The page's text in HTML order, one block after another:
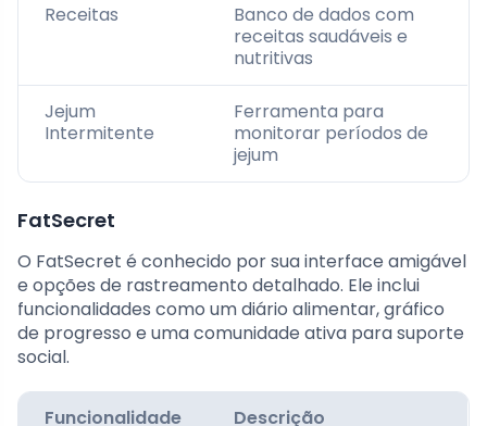
Receitas
Banco de dados com
receitas saudáveis e
nutritivas
Jejum
Intermitente
Ferramenta para
monitorar períodos de
jejum
FatSecret
O FatSecret é conhecido por sua interface amigável
e opções de rastreamento detalhado. Ele inclui
funcionalidades como um diário alimentar, gráfico
de progresso e uma comunidade ativa para suporte
social.
Funcionalidade Descrição